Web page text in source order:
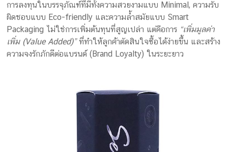
การลงทุนในบรรจุภัณฑ์ที่มีทั้งความสวยงามแบบ Minimal, ความรับ
ผิดชอบแบบ Eco-friendly และความล้ำสมัยแบบ Smart
Packaging ไม่ใช่การเพิ่มต้นทุนที่สูญเปล่า แต่คือการ “เพิ่มมูลค่า
เพิ่ม (Value Added)”ที่ทำให้ลูกค้าตัดสินใจซื้อได้ง่ายขึ้น และสร้าง
ความจงรักภักดีต่อแบรนด์ (Brand Loyalty) ในระยะยาว